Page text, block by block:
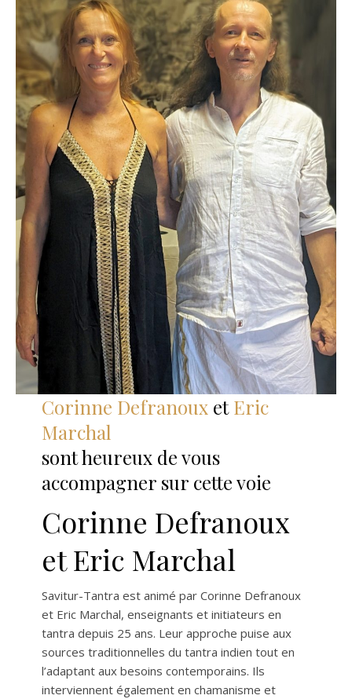
Corinne DefranouxetEric
Marchal
sont heureux de vous
accompagner sur cette voie
Corinne Defranoux
et Eric Marchal
Savitur-Tantra est animé par Corinne Defranoux
et Eric Marchal, enseignants et initiateurs en
tantra depuis 25 ans. Leur approche puise aux
sources traditionnelles du tantra indien tout en
l’adaptant aux besoins contemporains. Ils
interviennent également en chamanisme et